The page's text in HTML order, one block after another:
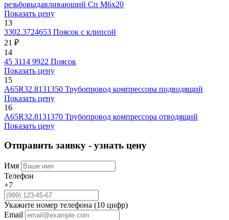
резьбовыдавливающий Сп М6х20
Показать цену
13
3302.3724653 Поясок с клипсой
21 ₽
14
45 3114 9922 Поясок
Показать цену
15
A65R32.8131350 Трубопровод компрессора подводящий
Показать цену
16
A65R32.8131370 Трубопровод компрессора отводящий
Показать цену
Отправить заявку - узнать цену
Имя
Телефон
+7
Укажите номер телефона (10 цифр)
Email